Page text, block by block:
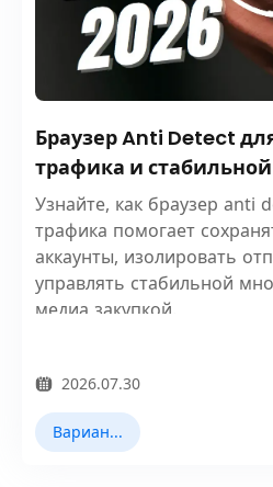
Браузер Anti Detect
трафика и
Узнайте, как браузер anti
трафика помогает
аккаунты, изолировать
управлять стабильной
медиа закупкой.
2026.07.30
Варианты использования